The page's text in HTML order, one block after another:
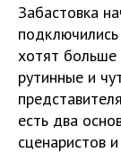
Забастовка
хотят больше
рутинные и
есть два
сценаристов